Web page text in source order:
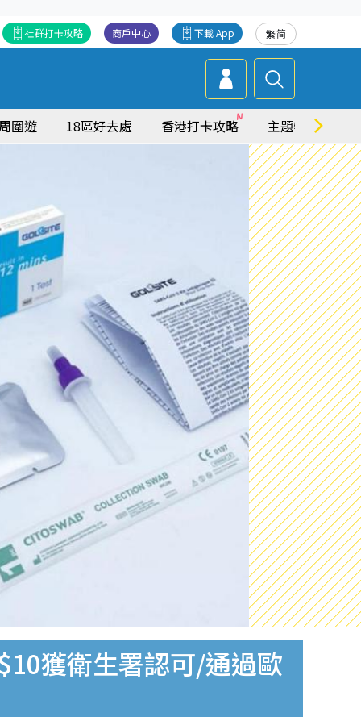
繁简
下載 App
商戶中心
社群打卡攻略
圍遊 18區好去處 香港打卡攻略 主題特集
獲衛生署認可/通過歐